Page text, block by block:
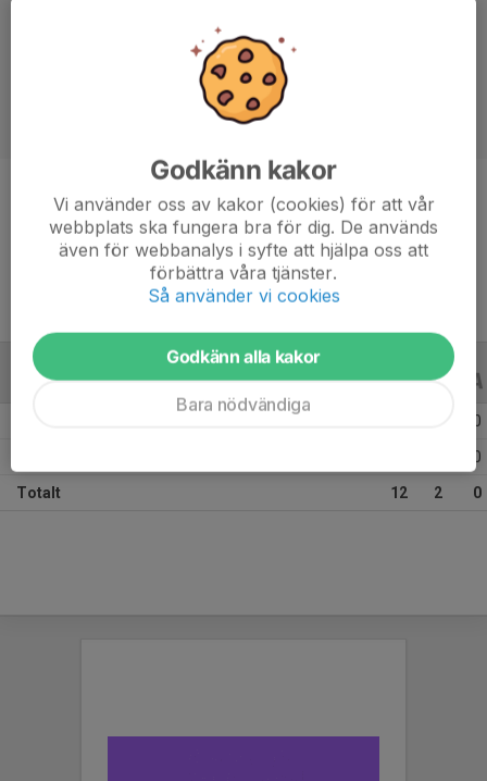
Position
Back
Ålder
24 år
ALLA SERIER 21/22
0
0
Totalt 12 2 0
Godkänn kakor
Vi använder oss av kakor (cookies) för att vår
webbplats ska fungera bra för dig. De används
även för webbanalys i syfte att hjälpa oss att
förbättra våra tjänster.
Så använder vi cookies
Godkänn alla kakor
Bara nödvändiga